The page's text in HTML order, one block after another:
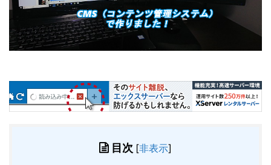
目次 [非表示]